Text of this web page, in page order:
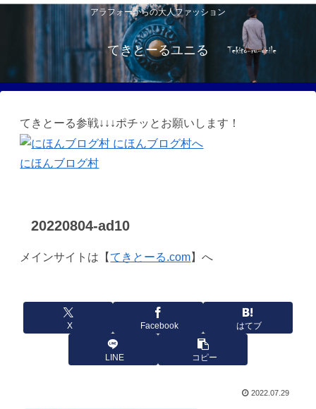
アラフォーからの大人ファッション
てきとーるユニる
てきとーる参戦↓↓↓ポチッとお願いします！
にほんブログ村
20220804-ad10
メインサイトは【てきとーる.com】へ
X Facebook はてブ
LINE コピー
2022.07.29